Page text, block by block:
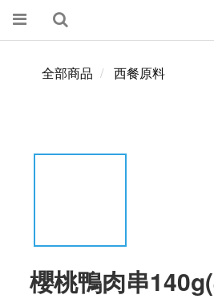
全部商品 西餐原料
櫻桃鴨肉串